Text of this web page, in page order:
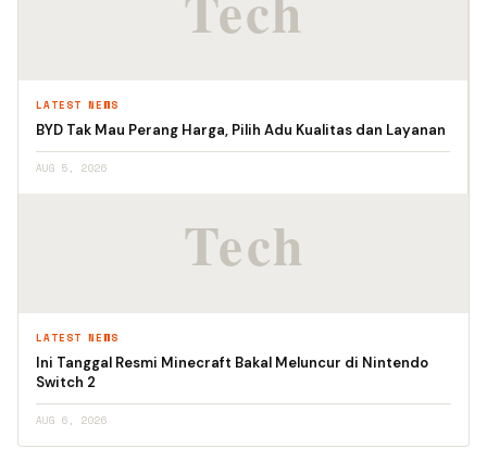
LATEST NEWS
BYD Tak Mau Perang Harga, Pilih Adu Kualitas dan Layanan
AUG 5, 2026
LATEST NEWS
Ini Tanggal Resmi Minecraft Bakal Meluncur di Nintendo
Switch 2
AUG 6, 2026